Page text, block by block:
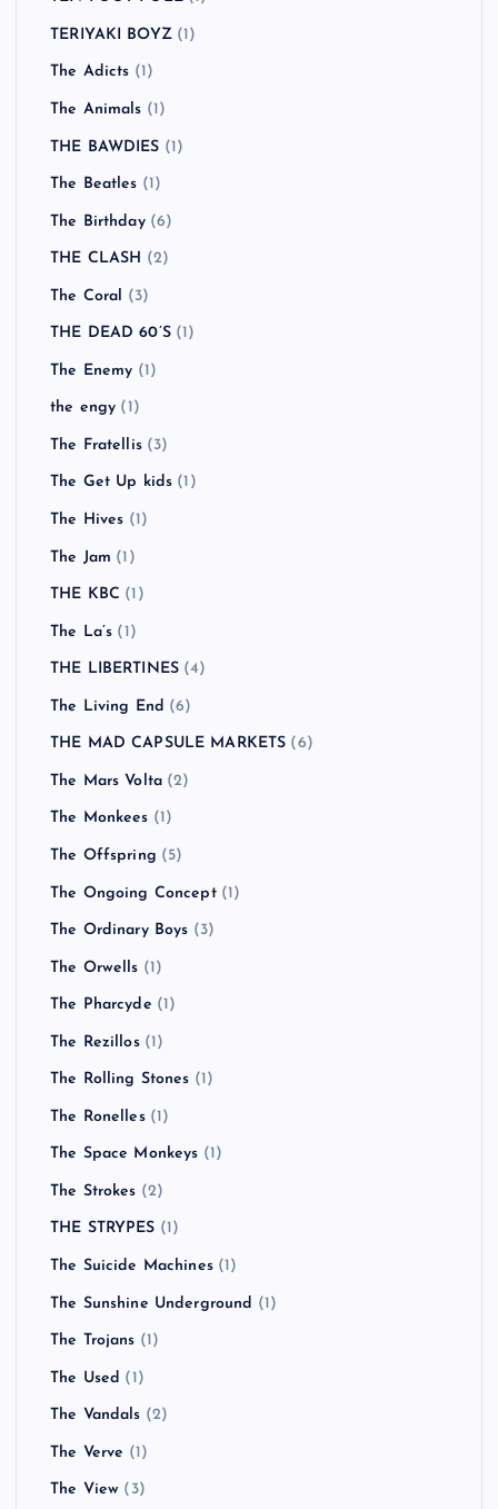
TERIYAKI BOYZ(1)
The Adicts (1)
The Animals (1)
THE BAWDIES (1)
The Beatles (1)
The Birthday(6)
THE CLASH (2)
The Coral (3)
THE DEAD 60’S(1)
The Enemy (1)
the engy (1)
The Fratellis(3)
The Get Up kids (1)
The Hives (1)
The Jam (1)
THE KBC (1)
The La’s (1)
THE LIBERTINES (4)
The Living End (6)
THE MAD CAPSULE MARKETS (6)
The Mars Volta (2)
The Monkees (1)
The Offspring (5)
The Ongoing Concept(1)
The Ordinary Boys (3)
The Orwells (1)
The Pharcyde (1)
The Rezillos(1)
The Rolling Stones (1)
The Ronelles(1)
The Space Monkeys (1)
The Strokes (2)
THE STRYPES (1)
The Suicide Machines(1)
The Sunshine Underground (1)
The Trojans (1)
The Used (1)
The Vandals (2)
The Verve (1)
The View (3)